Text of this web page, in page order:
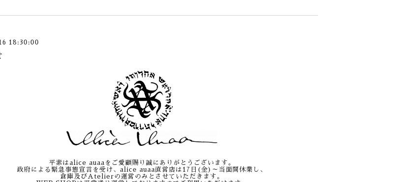
18:30:00
平素はalice auaaをご愛顧賜り誠にありがとうございます。
政府による緊急事態宣言を受け、alice auaa直営店は17日(金)～当面間休業し、
倉庫及びAtelierの運営のみとさせていただきます。